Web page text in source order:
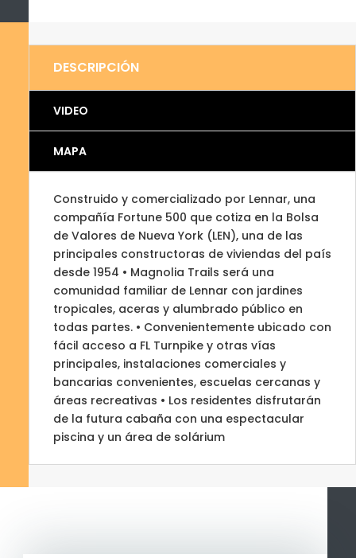
DESCRIPCIÓN
VIDEO
MAPA
Construido y comercializado por Lennar, una
compañía Fortune 500 que cotiza en la Bolsa
de Valores de Nueva York (LEN), una de las
principales constructoras de viviendas del país
desde 1954 • Magnolia Trails será una
comunidad familiar de Lennar con jardines
tropicales, aceras y alumbrado público en
todas partes. • Convenientemente ubicado con
fácil acceso a FL Turnpike y otras vías
principales, instalaciones comerciales y
bancarias convenientes, escuelas cercanas y
áreas recreativas • Los residentes disfrutarán
de la futura cabaña con una espectacular
piscina y un área de solárium